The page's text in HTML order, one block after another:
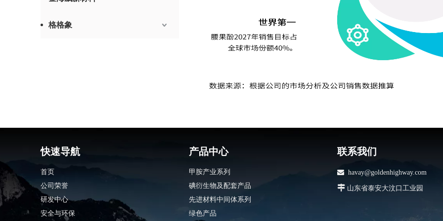
格格象
快速导航
首页
公司荣誉
研发中心
安全与环保
产品中心
甲胺产业系列
碘衍生物及配套产品
先进材料中间体系列
绿色产品
联系我们
 havay@goldenhighway.com
 山东省泰安大汶口工业园